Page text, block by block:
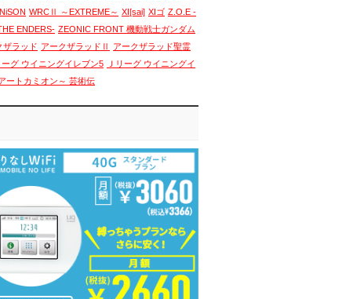
WRCⅡ ～EXTREME～ XI[sai] XIゴ Z.O.E -
ENDERS- ZEONIC FRONT 機動戦士ガンダム
ザラッド アークザラッドⅡ
アークザラッド聖霊
ーグ ウイニングイレブン5
Ｊリーグ ウイニングイ
ートカミオン～ 芸術伝